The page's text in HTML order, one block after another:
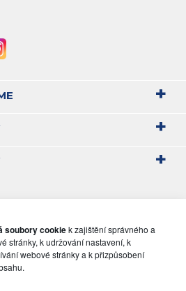
soubory cookiek zajištění správného a
stránky, k udržování nastavení, k
webové stránky a k přizpůsobení